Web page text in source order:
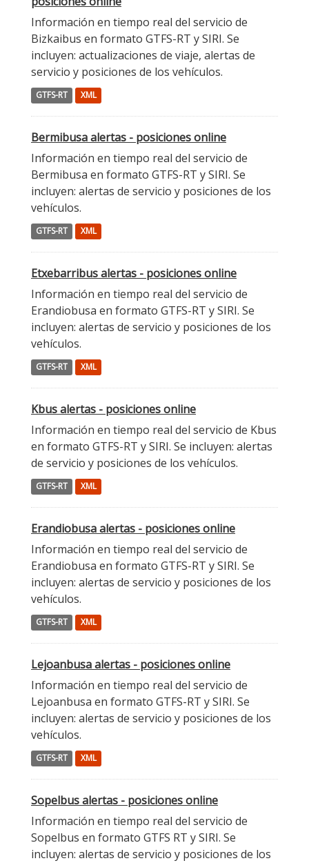
Información en tiempo real del servicio de
Bizkaibus en formato GTFS-RT y SIRI. Se
incluyen: actualizaciones de viaje, alertas de
servicio y posiciones de los vehículos.
GTFS-RT XML
Bermibusa alertas - posiciones online
Información en tiempo real del servicio de
Bermibusa en formato GTFS-RT y SIRI. Se
incluyen: alertas de servicio y posiciones de los
vehículos.
GTFS-RT XML
Etxebarribus alertas - posiciones online
Información en tiempo real del servicio de
Erandiobusa en formato GTFS-RT y SIRI. Se
incluyen: alertas de servicio y posiciones de los
vehículos.
GTFS-RT XML
Kbus alertas - posiciones online
Información en tiempo real del servicio de Kbus
en formato GTFS-RT y SIRI. Se incluyen: alertas
de servicio y posiciones de los vehículos.
GTFS-RT XML
Erandiobusa alertas - posiciones online
Información en tiempo real del servicio de
Erandiobusa en formato GTFS-RT y SIRI. Se
incluyen: alertas de servicio y posiciones de los
vehículos.
GTFS-RT XML
Lejoanbusa alertas - posiciones online
Información en tiempo real del servicio de
Lejoanbusa en formato GTFS-RT y SIRI. Se
incluyen: alertas de servicio y posiciones de los
vehículos.
GTFS-RT XML
Sopelbus alertas - posiciones online
Información en tiempo real del servicio de
Sopelbus en formato GTFS RT y SIRI. Se
incluyen: alertas de servicio y posiciones de los